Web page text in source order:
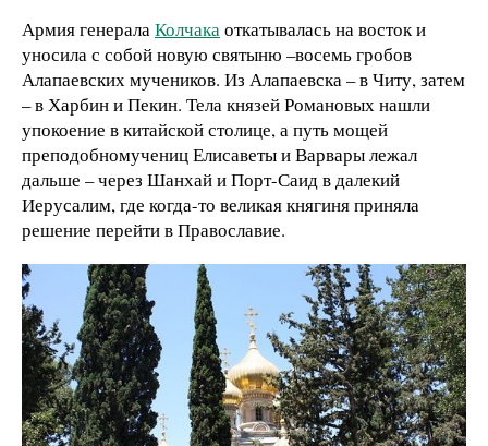
Армия генералаКолчакаоткатывалась на восток и
уносила с собой новую святыню –восемь гробов
Алапаевских мучеников. Из Алапаевска – в Читу, затем
– в Харбин и Пекин. Тела князей Романовых нашли
упокоение в китайской столице, а путь мощей
преподобномучениц Елисаветы и Варвары лежал
дальше – через Шанхай и Порт-Саид в далекий
Иерусалим, где когда-то великая княгиня приняла
решение перейти в Православие.